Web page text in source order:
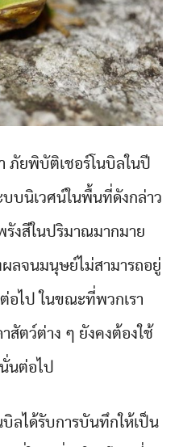
ภัยพิบัติเชอร์โนบิลในปี
บนิเวศน์ในพื้นที่ดังกล่าว
งสีในปริมาณมากมาย
ลจนมนุษย์ไม่สามารถอยู่
อไป ในขณะที่พวกเรา
ตว์ต่าง ๆ ยังคงต้องใช้
นต่อไป
ลได้รับการบันทึกให้เป็น